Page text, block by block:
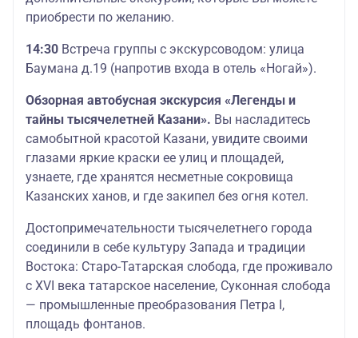
приобрести по желанию.
14:30 Встреча группы с экскурсоводом: улица
Баумана д.19 (напротив входа в отель «Ногай»).
Обзорная автобусная экскурсия «Легенды и
тайны тысячелетней Казани». Вы насладитесь
самобытной красотой Казани, увидите своими
глазами яркие краски ее улиц и площадей,
узнаете, где хранятся несметные сокровища
Казанских ханов, и где закипел без огня котел.
Достопримечательности тысячелетнего города
соединили в себе культуру Запада и традиции
Востока: Старо-Татарская слобода, где проживало
с XVI века татарское население, Суконная слобода
— промышленные преобразования Петра I,
площадь фонтанов.